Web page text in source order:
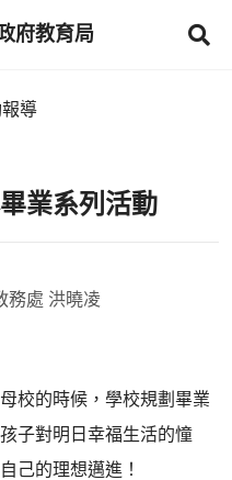
府教育局
導
業系列活動
務處 洪曉凌
校的時候，學校規劃畢業
子對明日幸福生活的憧
己的理想邁進！